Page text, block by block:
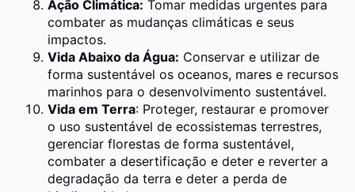
Ação Climática: Tomar medidas urgentes para
combater as mudanças climáticas e seus
impactos.
Vida Abaixo da Água: Conservar e utilizar de
forma sustentável os oceanos, mares e recursos
marinhos para o desenvolvimento sustentável.
Vida em Terra: Proteger, restaurar e promover
o uso sustentável de ecossistemas terrestres,
gerenciar florestas de forma sustentável,
combater a desertificação e deter e reverter a
degradação da terra e deter a perda de